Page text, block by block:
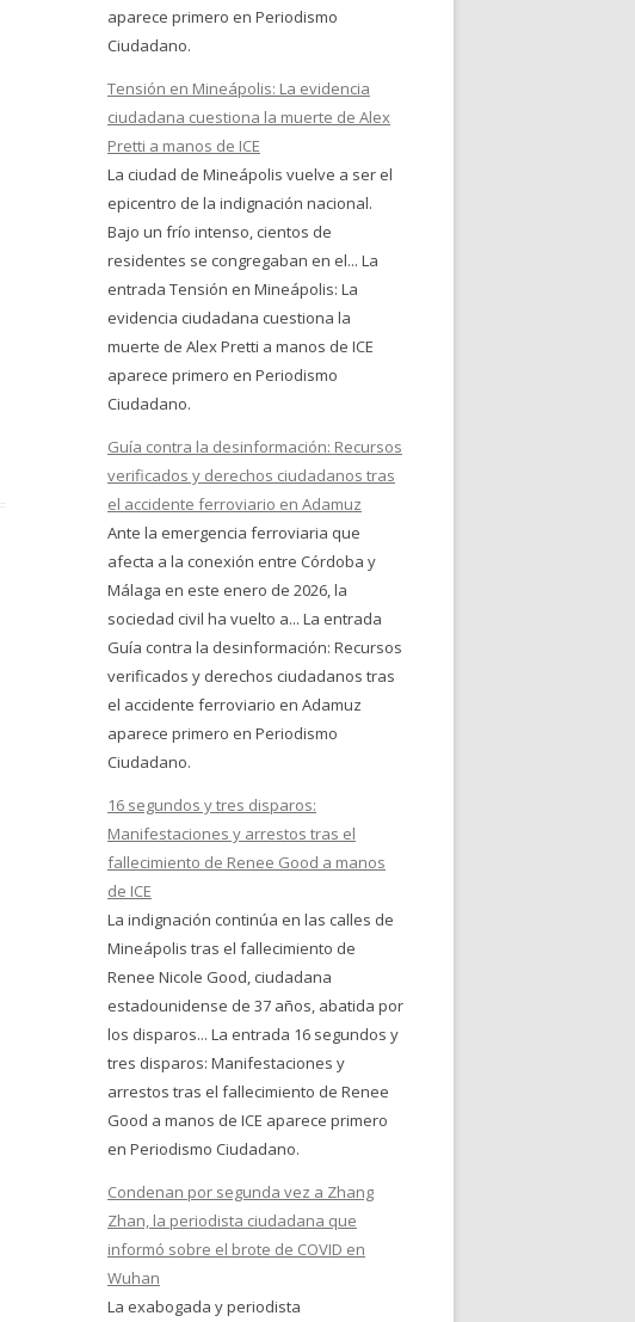
aparece primero en Periodismo
Ciudadano.
Tensión en Mineápolis: La evidencia
ciudadana cuestiona la muerte de Alex
Pretti a manos de ICE
La ciudad de Mineápolis vuelve a ser el
epicentro de la indignación nacional.
Bajo un frío intenso, cientos de
residentes se congregaban en el... La
entrada Tensión en Mineápolis: La
evidencia ciudadana cuestiona la
muerte de Alex Pretti a manos de ICE
aparece primero en Periodismo
Ciudadano.
Guía contra la desinformación: Recursos
verificados y derechos ciudadanos tras
el accidente ferroviario en Adamuz
Ante la emergencia ferroviaria que
afecta a la conexión entre Córdoba y
Málaga en este enero de 2026, la
sociedad civil ha vuelto a... La entrada
Guía contra la desinformación: Recursos
verificados y derechos ciudadanos tras
el accidente ferroviario en Adamuz
aparece primero en Periodismo
Ciudadano.
16 segundos y tres disparos:
Manifestaciones y arrestos tras el
fallecimiento de Renee Good a manos
de ICE
La indignación continúa en las calles de
Mineápolis tras el fallecimiento de
Renee Nicole Good, ciudadana
estadounidense de 37 años, abatida por
los disparos... La entrada 16 segundos y
tres disparos: Manifestaciones y
arrestos tras el fallecimiento de Renee
Good a manos de ICE aparece primero
en Periodismo Ciudadano.
Condenan por segunda vez a Zhang
Zhan, la periodista ciudadana que
informó sobre el brote de COVID en
Wuhan
La exabogada y periodista